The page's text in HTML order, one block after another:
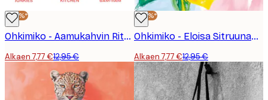
-40%*
Ohkimiko - Aamukahvin Rituaali Juliste
Alkaen 7,77 €12,95 €
-40%*
Ohkimiko - Eloisa Sitruunaoksa Juliste
Alkaen 7,77 €12,95 €